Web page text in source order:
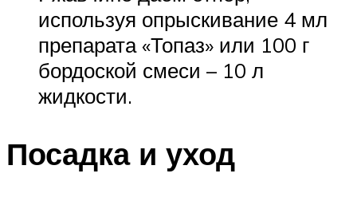
используя опрыскивание 4 мл
препарата «Топаз» или 100 г
бордоской смеси – 10 л
жидкости.
Посадка и уход